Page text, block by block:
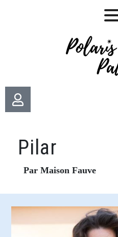
Pilar
Par Maison Fauve